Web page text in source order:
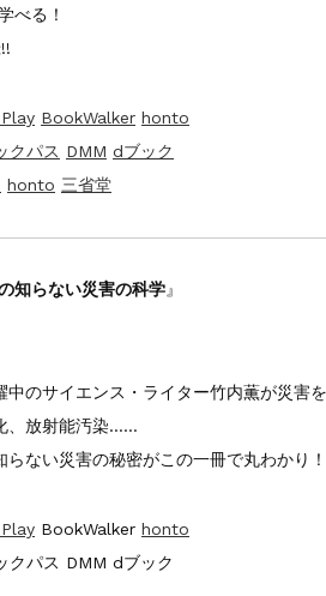
べる！
BookWalker honto
クパス DMM dブック
honto 三省堂
知らない災害の科学』
中のサイエンス・ライター竹内薫が災害
、放射能汚染……
ない災害の秘密がこの一冊で丸わかり！
BookWalker honto
クパス DMM dブック